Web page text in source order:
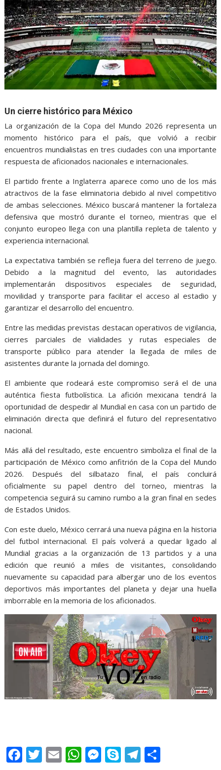
Un cierre histórico para México
La organización de la Copa del Mundo 2026 representa un
momento histórico para el país, que volvió a recibir
encuentros mundialistas en tres ciudades con una importante
respuesta de aficionados nacionales e internacionales.
El partido frente a Inglaterra aparece como uno de los más
atractivos de la fase eliminatoria debido al nivel competitivo
de ambas selecciones. México buscará mantener la fortaleza
defensiva que mostró durante el torneo, mientras que el
conjunto europeo llega con una plantilla repleta de talento y
experiencia internacional.
La expectativa también se refleja fuera del terreno de juego.
Debido a la magnitud del evento, las autoridades
implementarán dispositivos especiales de seguridad,
movilidad y transporte para facilitar el acceso al estadio y
garantizar el desarrollo del encuentro.
Entre las medidas previstas destacan operativos de vigilancia,
cierres parciales de vialidades y rutas especiales de
transporte público para atender la llegada de miles de
asistentes durante la jornada del domingo.
El ambiente que rodeará este compromiso será el de una
auténtica fiesta futbolística. La afición mexicana tendrá la
oportunidad de despedir al Mundial en casa con un partido de
eliminación directa que definirá el futuro del representativo
nacional.
Más allá del resultado, este encuentro simboliza el final de la
participación de México como anfitrión de la Copa del Mundo
2026. Después del silbatazo final, el país concluirá
oficialmente su papel dentro del torneo, mientras la
competencia seguirá su camino rumbo a la gran final en sedes
de Estados Unidos.
Con este duelo, México cerrará una nueva página en la historia
del futbol internacional. El país volverá a quedar ligado al
Mundial gracias a la organización de 13 partidos y a una
edición que reunió a miles de visitantes, consolidando
nuevamente su capacidad para albergar uno de los eventos
deportivos más importantes del planeta y dejar una huella
imborrable en la memoria de los aficionados.
F T E W M S T